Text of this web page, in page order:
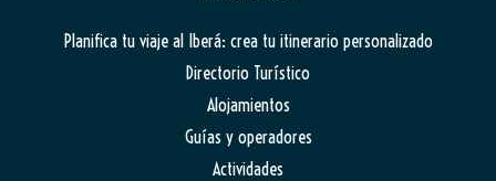
Planifica tu viaje al Iberá: crea tu itinerario personalizado
Directorio Turístico
Alojamientos
Guías y operadores
Actividades